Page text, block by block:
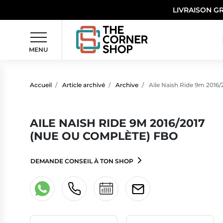
LIVRAISON
MENU
Accueil Article archivé Archive Aile Naish Ride 9m
AILE NAISH RIDE 9M 2016/2017
(NUE OU COMPLÈTE) FBO
DEMANDE CONSEIL À TON SHOP